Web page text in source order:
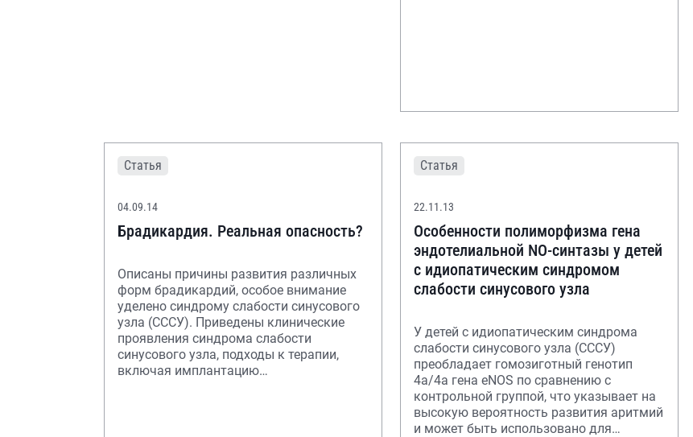
Статья
04.09.14
Брадикардия. Реальная опасность?
Описаны причины развития различных
форм брадикардий, особое внимание
уделено синдрому слабости синусового
узла (СССУ). Приведены клинические
проявления cиндрома слабости
синусового узла, подходы к терапии,
включая имплантацию
Статья
22.11.13
Особенности полиморфизма гена
эндотелиальной NO-синтазы у детей
с идиопатическим синдромом
слабости синусового узла
У детей с идиопатическим синдрома
слабости синусового узла (СССУ)
преобладает гомозиготный генотип
4а/4a гена eNOS по сравнению c
контрольной группой, что указывает на
высокую вероятность развития аритмий
и может быть использовано для